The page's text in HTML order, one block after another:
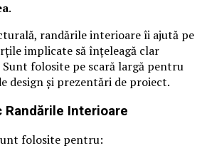
.
randările interioare îi ajută pe
implicate să înțeleagă clar
Sunt folosite pe scară largă pentru
design și prezentări de proiect.
Randările Interioare
folosite pentru: